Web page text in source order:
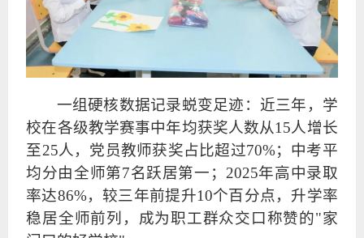
一组硬核数据记录蜕变足迹：近三年，学
校在各级教学赛事中年均获奖人数从15人增长
至25人，党员教师获奖占比超过70%；中考平
均分由全师第7名跃居第一；2025年高中录取
率达86%，较三年前提升10个百分点，升学率
稳居全师前列，成为职工群众交口称赞的"家